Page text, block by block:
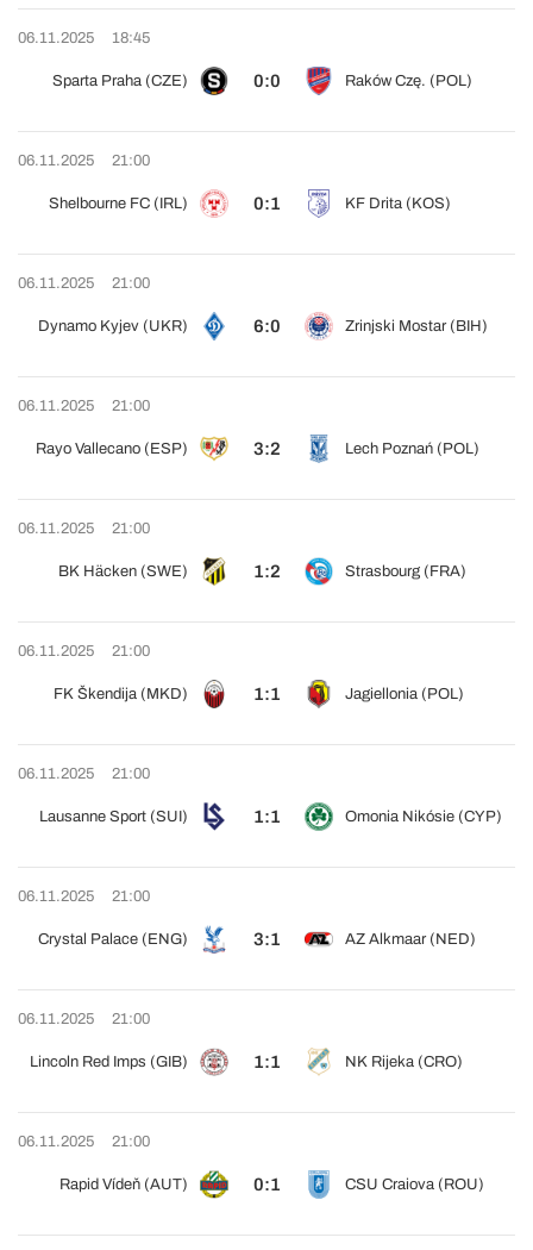
06.11.2025 18:45
Sparta Praha (CZE) 0:0 Raków Czę. (POL)
06.11.2025 21:00
Shelbourne FC (IRL) 0:1 KF Drita (KOS)
06.11.2025 21:00
Dynamo Kyjev (UKR) 6:0 Zrinjski Mostar (BIH)
06.11.2025 21:00
Rayo Vallecano (ESP) 3:2 Lech Poznań (POL)
06.11.2025 21:00
BK Häcken (SWE) 1:2 Strasbourg (FRA)
06.11.2025 21:00
FK Škendija (MKD) 1:1 Jagiellonia (POL)
06.11.2025 21:00
Lausanne Sport (SUI) 1:1 Omonia Nikósie (CYP)
06.11.2025 21:00
Crystal Palace (ENG) 3:1 AZ Alkmaar (NED)
06.11.2025 21:00
Lincoln Red Imps (GIB) 1:1 NK Rijeka (CRO)
06.11.2025 21:00
Rapid Vídeň (AUT) 0:1 CSU Craiova (ROU)